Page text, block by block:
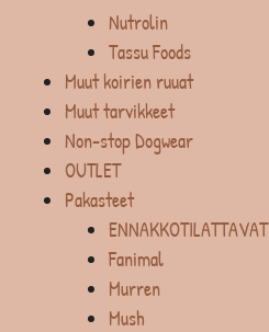
Nutrolin
Tassu Foods
Muut koirien ruuat
Muut tarvikkeet
Non-stop Dogwear
OUTLET
Pakasteet
ENNAKKOTILATTAVAT
Fanimal
Murren
Mush